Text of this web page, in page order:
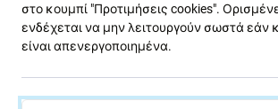
10+ τεμ
ΣΕ
10+ τεμ
στο κουμπί "Προτιμήσεις cookies".
ενδέχεται να μην λειτουργούν σωστά εάν
είναι απενεργοποιημένα.